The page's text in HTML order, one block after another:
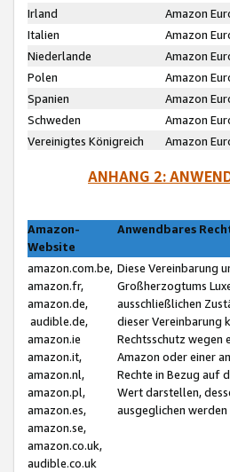
Irland
Amazon
Italien
Amazon
Niederlande
Amazon
Polen
Amazon
Spanien
Amazon
Schweden
Amazon
Vereinigtes Königreich
Amazon
ANHANG 2:
Amazon-
Website
Anwendbares
amazon.com.be,
amazon.fr,
amazon.de,
audible.de,
amazon.ie
amazon.it,
amazon.nl,
amazon.pl,
amazon.es,
amazon.se,
amazon.co.uk,
audible.co.uk
Diese Vereinbarung
Großherzogtums
ausschließlichen
dieser Vereinbarung
Rechtsschutz wegen
Amazon oder einer
Rechte in Bezug auf
Wert darstellen,
ausgeglichen werden